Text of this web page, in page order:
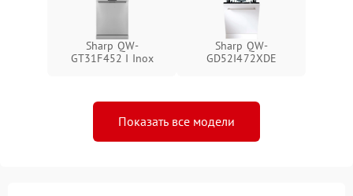
Sharp QW-
GT31F452 I Inox
Sharp QW-
GD52I472XDE
Показать все модели